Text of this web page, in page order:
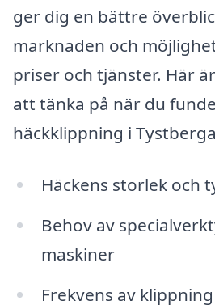
ger dig en bättre
marknaden och
priser och tjänster. Här
att tänka på när du
häckklippning i
Häckens storlek och
Behov av
maskiner
Frekvens av klippning